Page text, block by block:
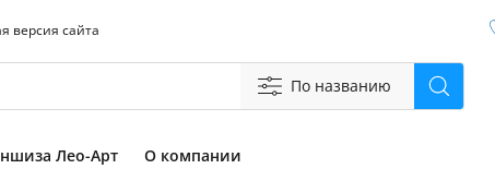
версия сайта
По названию Поиск
Лео-Арт О компании